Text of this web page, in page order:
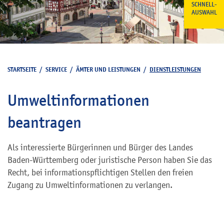
SCHNELL-
AUSWAHL
STARTSEITE / SERVICE / ÄMTER UND LEISTUNGEN / DIENSTLEISTUNGEN
Umweltinformationen
beantragen
Als interessierte Bürgerinnen und Bürger des Landes
Baden-Württemberg oder juristische Person haben Sie das
Recht, bei informationspflichtigen Stellen den freien
Zugang zu Umweltinformationen zu verlangen.